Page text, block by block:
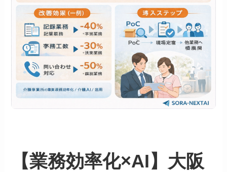
【業務効率化×AI】大阪